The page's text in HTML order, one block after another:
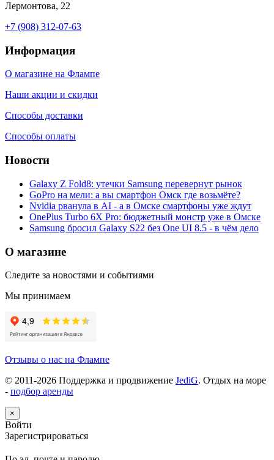
Лермонтова, 22
+7 (908) 312-07-63
Информация
О магазине на Флампе
Наши акции и скидки
Способы доставки
Способы оплаты
Новости
Galaxy Z Fold8: утечки Samsung перевернут рынок
GoPro на мели: а вы смартфон Омск где возьмёте?
Nvidia рванула в AI - а в Омске смартфоны уже ждут
OnePlus Turbo 6X Pro: бюджетный монстр уже в Омске
Samsung бросил Galaxy S22 без One UI 8.5 - в чём дело
О магазине
Следите за новостями и событиями
Мы принимаем
Отзывы о нас на Флампе
© 2011-2026 Поддержка и продвижение JediG. Отдых на море
- подбор аренды
×
Войти
Зарегистрироваться